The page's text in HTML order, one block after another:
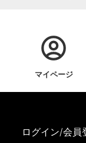
マイページ
ログイン/会員